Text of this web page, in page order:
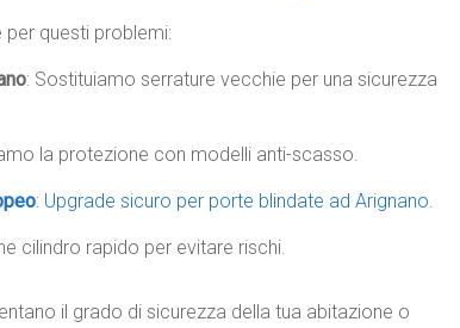
questi problemi:
: Sostituiamo serrature vecchie per una sicurezza
la protezione con modelli anti-scasso.
: Upgrade sicuro per porte blindate ad Arignano.
cilindro rapido per evitare rischi.
il grado di sicurezza della tua abitazione o